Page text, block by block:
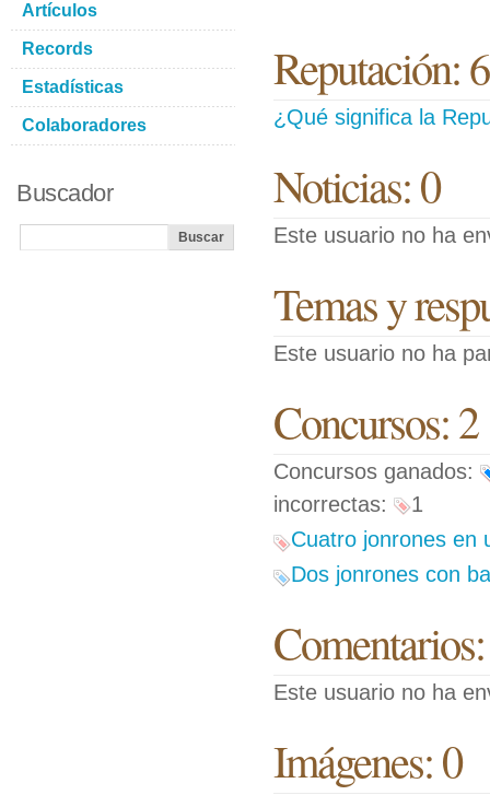
Reputación: 6
¿Qué significa la
Noticias: 0
Este usuario no ha
Temas y
Este usuario no ha
Concursos: 2
Concursos ganados:
incorrectas:
1
Cuatro jonrones en
Dos jonrones con
Este usuario no ha
Imágenes: 0
Artículos
Records
Estadísticas
Colaboradores
Buscador